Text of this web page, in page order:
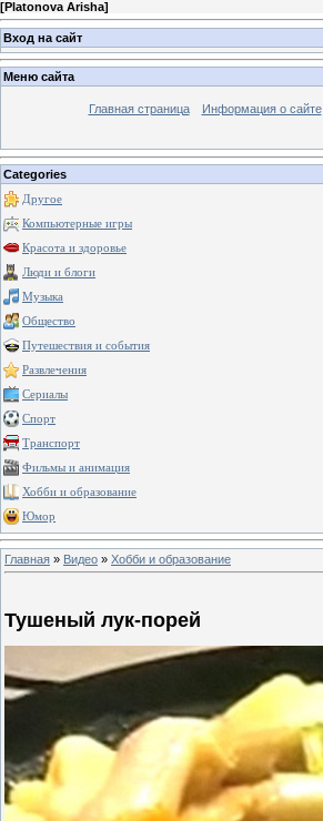
[Platonova Arisha]
Вход на сайт
Меню сайта
Главная страница Информация о сайте
Categories
Другое
Компьютерные игры
Красота и здоровье
Люди и блоги
Музыка
Общество
Путешествия и события
Развлечения
Сериалы
Спорт
Транспорт
Фильмы и анимация
Хобби и образование
Юмор
Главная » Видео » Хобби и образование
Тушеный лук-порей